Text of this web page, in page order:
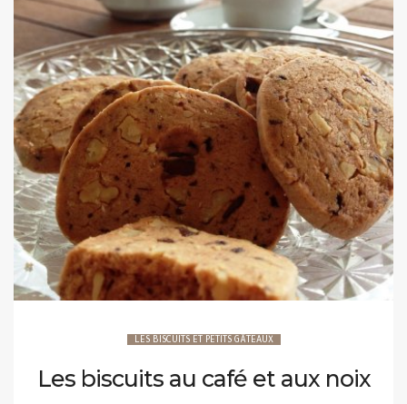
LES BISCUITS ET PETITS GÂTEAUX
Les biscuits au café et aux noix